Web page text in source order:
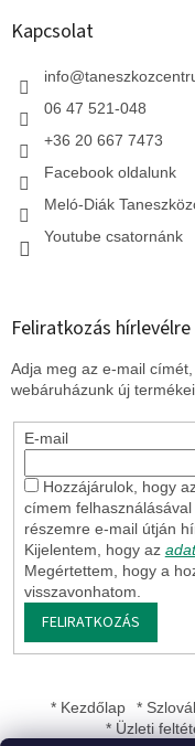
Kapcsolat
info@
06 47 521-048
+36 20 667 7473
Facebook oldalunk
Meló-Diák
Youtube csatornánk
Feliratkozás hírlevélre
Adja meg az e-mail
webáruházunk új
E-mail
Hozzájárulok, hogy
címem felhasználásával
részemre e-mail útján
Kijelentem, hogy az
Megértettem, hogy a
visszavonhatom.
FELIRATKOZÁS
* Kezdőlap *
* Üzleti